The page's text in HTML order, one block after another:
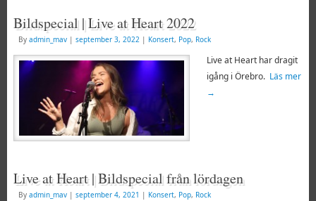
Bildspecial | Live at Heart 2022
By admin_mav | september 3, 2022 | Konsert, Pop, Rock
Live at Heart har dragit
igång i Örebro. Läs mer
→
Live at Heart | Bildspecial från lördagen
By admin_mav | september 4, 2021 | Konsert, Pop, Rock